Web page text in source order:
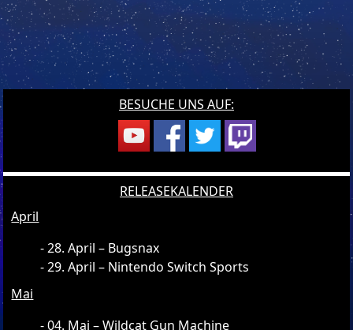
BESUCHE UNS AUF:
RELEASEKALENDER
April
28. April – Bugsnax
29. April – Nintendo Switch Sports
Mai
04. Mai – Wildcat Gun Machine